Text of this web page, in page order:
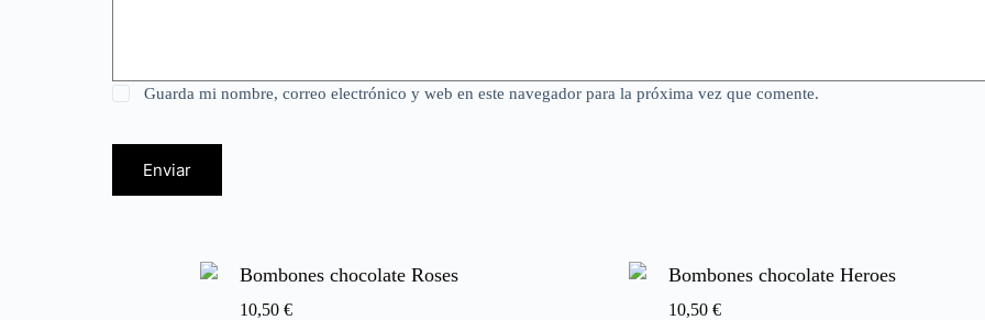
Guarda mi nombre, correo electrónico y web en este navegador para la próxima vez que comente.
Enviar
Bombones chocolate Roses
10,50 €
Bombones chocolate Heroes
10,50 €